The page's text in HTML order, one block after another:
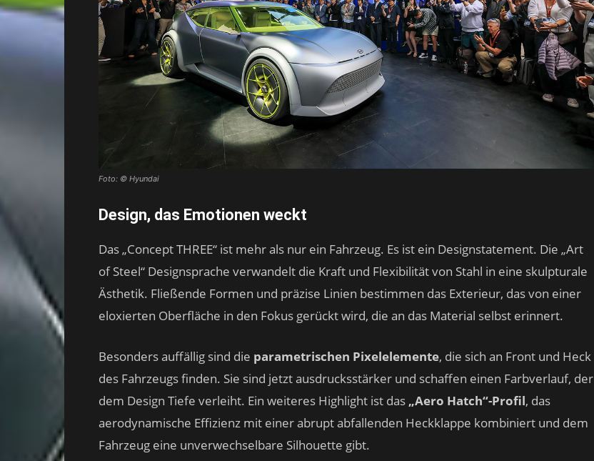
Foto: © Hyundai
Design, das Emotionen weckt
Das „Concept THREE“ ist mehr als nur ein Fahrzeug. Es ist ein Designstatement. Die „Art
of Steel“ Designsprache verwandelt die Kraft und Flexibilität von Stahl in eine skulpturale
Ästhetik. Fließende Formen und präzise Linien bestimmen das Exterieur, das von einer
eloxierten Oberfläche in den Fokus gerückt wird, die an das Material selbst erinnert.
Besonders auffällig sind die parametrischen Pixelelemente, die sich an Front und Heck
des Fahrzeugs finden. Sie sind jetzt ausdrucksstärker und schaffen einen Farbverlauf, der
dem Design Tiefe verleiht. Ein weiteres Highlight ist das „Aero Hatch“-Profil, das
aerodynamische Effizienz mit einer abrupt abfallenden Heckklappe kombiniert und dem
Fahrzeug eine unverwechselbare Silhouette gibt.